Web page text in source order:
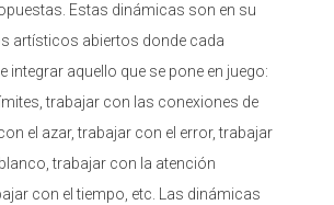
Estas dinámicas son en su
artísticos abiertos donde cada
integrar aquello que se pone en juego:
trabajar con las conexiones de
el azar, trabajar con el error, trabajar
trabajar con la atención
con el tiempo, etc. Las dinámicas